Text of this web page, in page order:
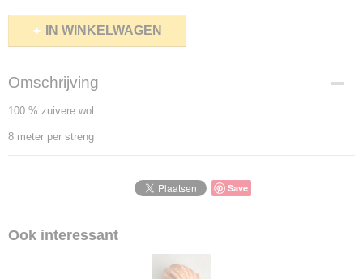
IN WINKELWAGEN
Omschrijving
100 % zuivere wol
8 meter per streng
Save
Ook interessant